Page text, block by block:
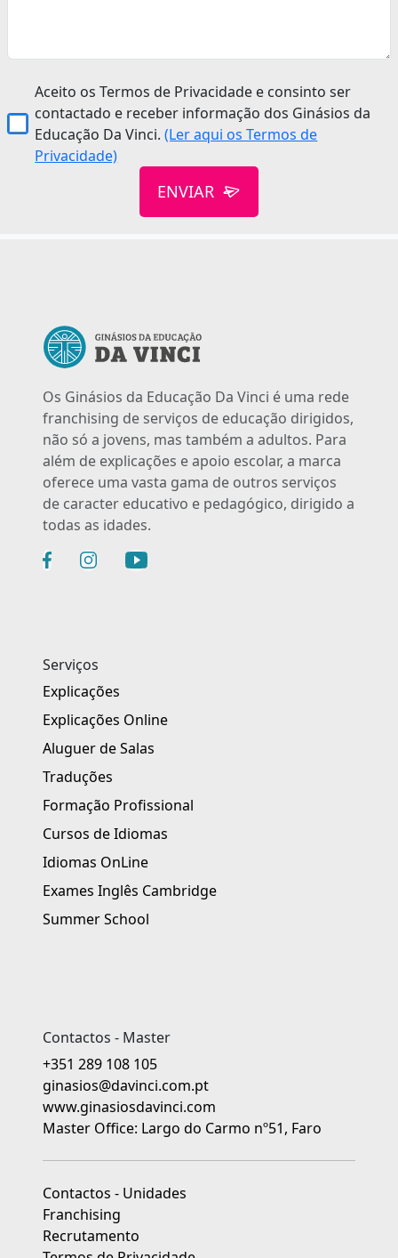
Aceito os Termos de Privacidade e consinto ser
contactado e receber informação dos Ginásios da
Educação Da Vinci.(Ler aqui os Termos de
Privacidade)
ENVIAR
Os Ginásios da Educação Da Vinci é uma rede
franchising de serviços de educação dirigidos,
não só a jovens, mas também a adultos. Para
além de explicações e apoio escolar, a marca
oferece uma vasta gama de outros serviços
de caracter educativo e pedagógico, dirigido a
todas as idades.
Serviços
Explicações
Explicações Online
Aluguer de Salas
Traduções
Formação Profissional
Cursos de Idiomas
Idiomas OnLine
Exames Inglês Cambridge
Summer School
Contactos - Master
+351 289 108 105
ginasios@davinci.com.pt
www.ginasiosdavinci.com
Master Office: Largo do Carmo nº51, Faro
Contactos - Unidades
Franchising
Recrutamento